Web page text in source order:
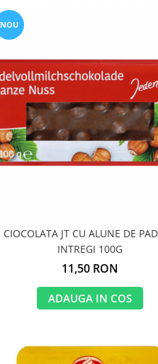
NOU
CIOCOLATA JT CU ALUNE DE
INTREGI 100G
11,50 RON
ADAUGA IN COS